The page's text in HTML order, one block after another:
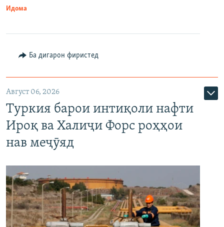
Идома
Ба дигарон фиристед
Август 06, 2026
Туркия барои интиқоли нафти
Ироқ ва Халиҷи Форс роҳҳои
нав меҷӯяд